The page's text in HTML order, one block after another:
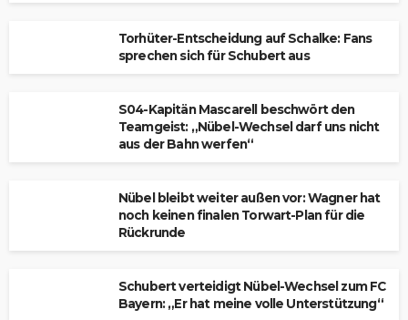
Torhüter-Entscheidung auf Schalke: Fans
sprechen sich für Schubert aus
S04-Kapitän Mascarell beschwört den
Teamgeist: „Nübel-Wechsel darf uns nicht
aus der Bahn werfen“
Nübel bleibt weiter außen vor: Wagner hat
noch keinen finalen Torwart-Plan für die
Rückrunde
Schubert verteidigt Nübel-Wechsel zum FC
Bayern: „Er hat meine volle Unterstützung“